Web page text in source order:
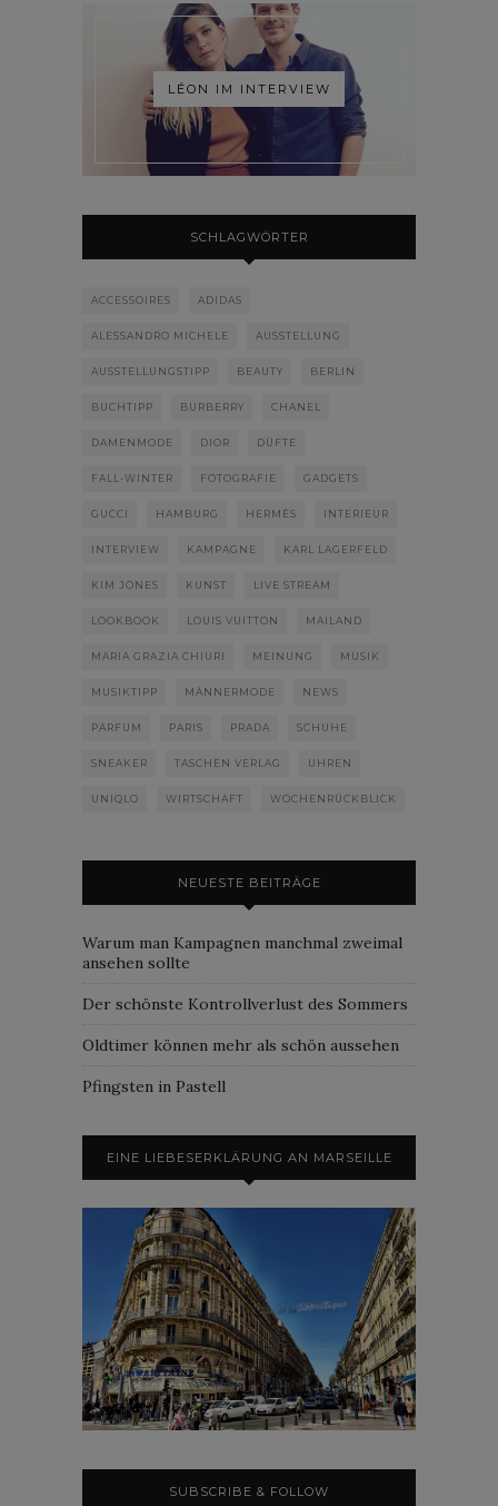
LÉON IM INTERVIEW
SCHLAGWÖRTER
ACCESSOIRES ADIDAS
ALESSANDRO MICHELE AUSSTELLUNG
AUSSTELLUNGSTIPP BEAUTY BERLIN
BUCHTIPP BURBERRY CHANEL
DAMENMODE DIOR DÜFTE
FALL-WINTER FOTOGRAFIE GADGETS
GUCCI HAMBURG HERMÈS INTERIEUR
INTERVIEW KAMPAGNE KARL LAGERFELD
KIM JONES KUNST LIVE STREAM
LOOKBOOK LOUIS VUITTON MAILAND
MARIA GRAZIA CHIURI MEINUNG MUSIK
MUSIKTIPP MÄNNERMODE NEWS
PARFUM PARIS PRADA SCHUHE
SNEAKER TASCHEN VERLAG UHREN
UNIQLO WIRTSCHAFT WOCHENRÜCKBLICK
NEUESTE BEITRÄGE
Warum man Kampagnen manchmal zweimal
ansehen sollte
Der schönste Kontrollverlust des Sommers
Oldtimer können mehr als schön aussehen
Pfingsten in Pastell
EINE LIEBESERKLÄRUNG AN MARSEILLE
SUBSCRIBE & FOLLOW